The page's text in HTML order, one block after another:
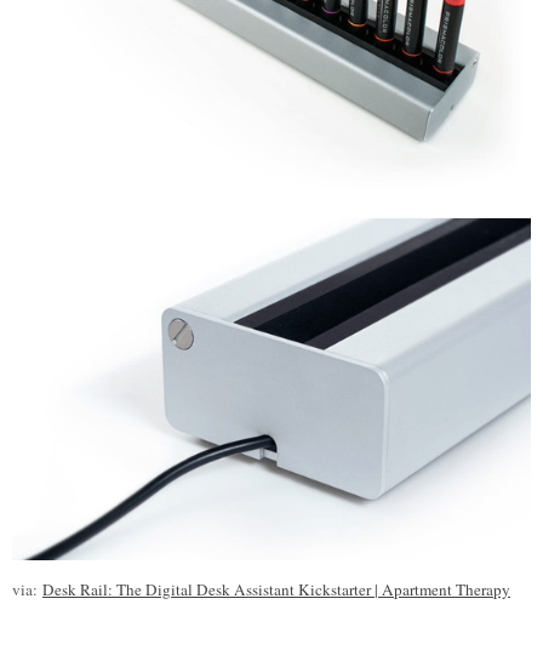
via: Desk Rail: The Digital Desk Assistant Kickstarter | Apartment Therapy